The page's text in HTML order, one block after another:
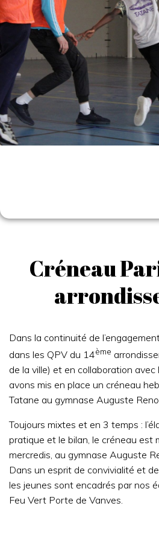
Créneau
Dans la continuité de
dans les QPV du 14ème
de la ville) et en collaboration
avons mis en place un créneau
Tatane au gymnase Auguste
Toujours mixtes et en 3 temps :
pratique et le bilan, le créneau est
mercredis, au gymnase Auguste
Dans un esprit de convivialité et
les jeunes sont encadrés par nos
Feu Vert Porte de Vanves.